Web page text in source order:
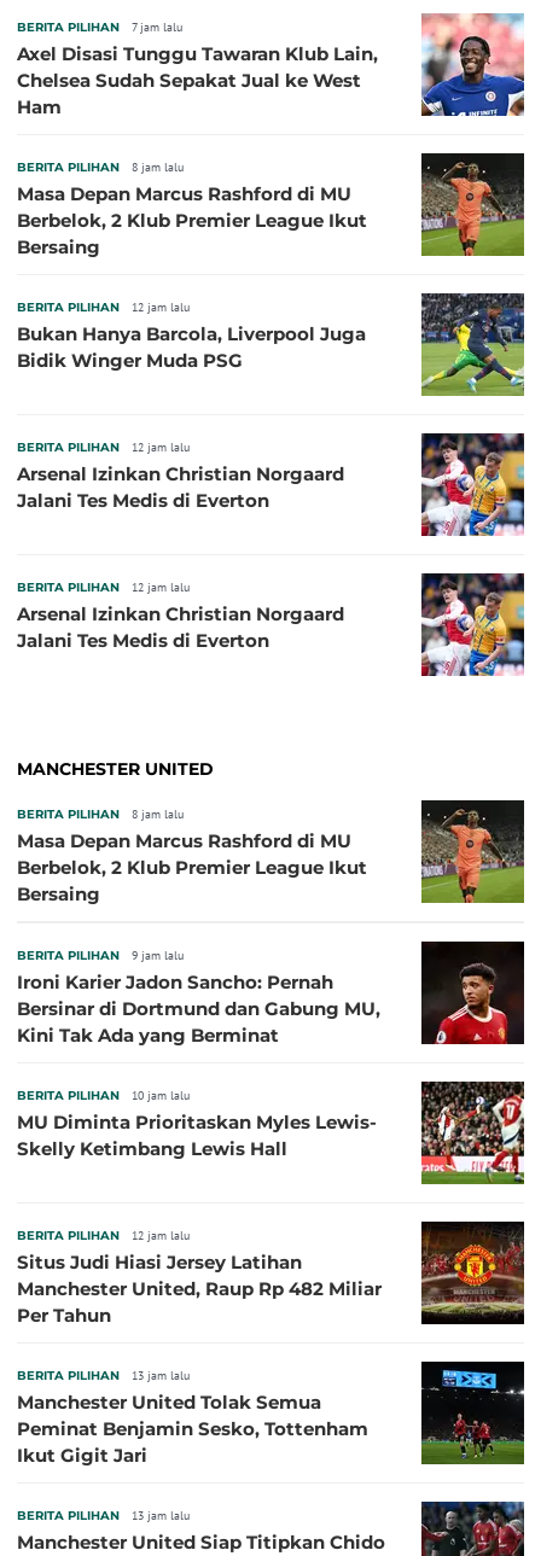
BERITA PILIHAN 7 jam lalu
Axel Disasi Tunggu Tawaran Klub Lain,
Chelsea Sudah Sepakat Jual ke West
Ham
BERITA PILIHAN 8 jam lalu
Masa Depan Marcus Rashford di MU
Berbelok, 2 Klub Premier League Ikut
Bersaing
BERITA PILIHAN 12 jam lalu
Bukan Hanya Barcola, Liverpool Juga
Bidik Winger Muda PSG
BERITA PILIHAN 12 jam lalu
Arsenal Izinkan Christian Norgaard
Jalani Tes Medis di Everton
BERITA PILIHAN 12 jam lalu
Arsenal Izinkan Christian Norgaard
Jalani Tes Medis di Everton
MANCHESTER UNITED
BERITA PILIHAN 8 jam lalu
Masa Depan Marcus Rashford di MU
Berbelok, 2 Klub Premier League Ikut
Bersaing
BERITA PILIHAN 9 jam lalu
Ironi Karier Jadon Sancho: Pernah
Bersinar di Dortmund dan Gabung MU,
Kini Tak Ada yang Berminat
BERITA PILIHAN 10 jam lalu
MU Diminta Prioritaskan Myles Lewis-
Skelly Ketimbang Lewis Hall
BERITA PILIHAN 12 jam lalu
Situs Judi Hiasi Jersey Latihan
Manchester United, Raup Rp 482 Miliar
Per Tahun
BERITA PILIHAN 13 jam lalu
Manchester United Tolak Semua
Peminat Benjamin Sesko, Tottenham
Ikut Gigit Jari
BERITA PILIHAN 13 jam lalu
Manchester United Siap Titipkan Chido